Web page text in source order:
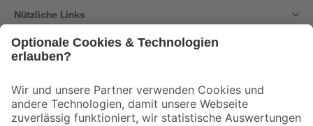
Nützliche Links
Der toom Newsletter: Keine Angebote und Aktionen mehr verpassen!
Zur Newsletter Anmeldung